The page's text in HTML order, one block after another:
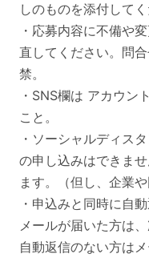
しのものを添付してく
・応募内容に不備や
直してください。問
禁。
・SNS欄は アカウン
こと。
・ソーシャルディス
の申し込みはできま
ます。（但し、企業
・申込みと同時に自
メールが届いた方は
自動返信のない方は